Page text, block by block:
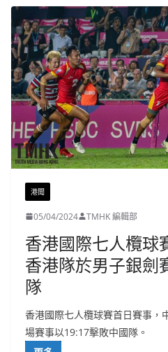
港聞
05/04/2024 TMHK 編輯部
香港國際七人欖球
香港隊於男子銀劍
隊
香港國際七人欖球賽首日賽事，
場賽事以19:17擊敗中國隊。